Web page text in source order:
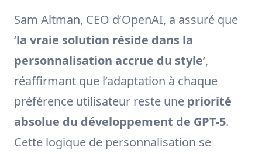
Sam Altman, CEO d’OpenAI, a assuré que
‘la vraie solution réside dans la
personnalisation accrue du style‘,
réaffirmant que l’adaptation à chaque
préférence utilisateur reste une priorité
absolue du développement de GPT-5.
Cette logique de personnalisation se